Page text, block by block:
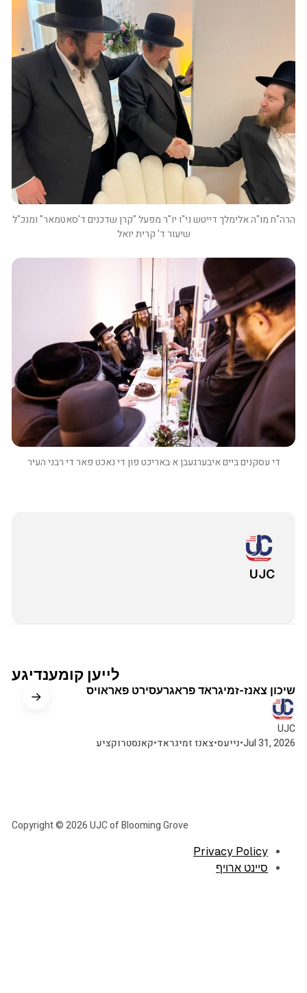
הרה"ח מו"ה אלימלך דייטש ני"ו יו"ר מפעל "קרן שדכנים ד'סאטמאר" ומנכ"ל
שיעור ד' קרית יואל
די עסקנים ביים איבערגעבן א באריכט פון די נאכט פאר די רבני העיר
UJC
לייען קומענדיגע
שיכון צאנז-זמיגראד פראגרעסירט פאראויס
UJC
Jul 31, 2026
•נייעס•צאנז זמיגראד•קאנסטרוקציע
Copyright © 2026 UJC of Blooming Grove
Privacy Policy
סיינט ארויף